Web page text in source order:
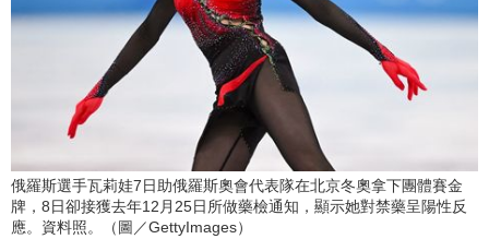
俄羅斯選手瓦莉娃7日助俄羅斯奧會代表隊在北京冬奧拿下團體賽金
牌，8日卻接獲去年12月25日所做藥檢通知，顯示她對禁藥呈陽性反
應。資料照。（圖／GettyImages）